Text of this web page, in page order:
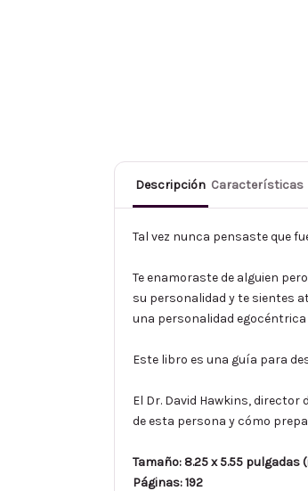
Descripción Características
Tal vez nunca pensaste que
Te enamoraste de alguien
su personalidad y te sientes
una personalidad
Este libro es una guía para
El Dr. David Hawkins,
de esta persona y cómo
Tamaño: 8.25 x 5.55 pulgadas
Páginas: 192